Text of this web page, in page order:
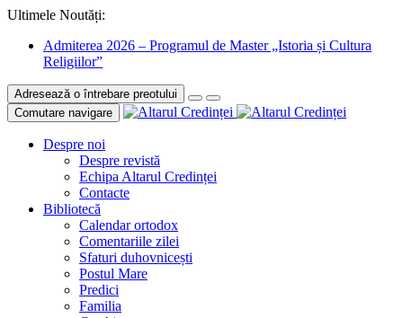
Ultimele Noutăți:
Admiterea 2026 – Programul de Master „Istoria și Cultura
Religiilor”
Adresează o întrebare preotului
Comutare navigare
Despre noi
Despre revistă
Echipa Altarul Credinței
Contacte
Bibliotecă
Calendar ortodox
Comentariile zilei
Sfaturi duhovnicești
Postul Mare
Predici
Familia